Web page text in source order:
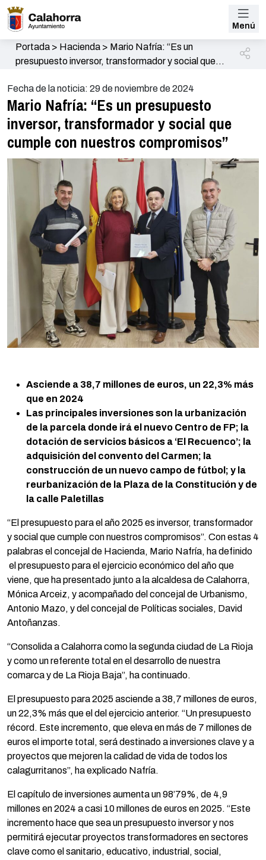
Menú
Portada> Hacienda> Mario Nafría: “Es un
presupuesto inversor, transformador y social que
Fecha de la noticia: 29 de noviembre de 2024
Mario Nafría: “Es un presupuesto
inversor, transformador y social que
cumple con nuestros compromisos”
Asciende a 38,7 millones de euros, un 22,3% más
que en 2024
Las principales inversiones son la urbanización
de la parcela donde irá el nuevo Centro de FP; la
dotación de servicios básicos a ‘El Recuenco’; la
adquisición del convento del Carmen; la
construcción de un nuevo campo de fútbol; y la
reurbanización de la Plaza de la Constitución y de
la calle Paletillas
“El presupuesto para el año 2025 es inversor, transformador
y social que cumple con nuestros compromisos”. Con estas 4
palabras el concejal de Hacienda, Mario Nafría, ha definido
el presupuesto para el ejercicio económico del año que
viene, que ha presentado junto a la alcaldesa de Calahorra,
Mónica Arceiz, y acompañado del concejal de Urbanismo,
Antonio Mazo, y del concejal de Políticas sociales, David
Antoñanzas.
“Consolida a Calahorra como la segunda ciudad de La Rioja
y como un referente total en el desarrollo de nuestra
comarca y de La Rioja Baja”, ha continuado.
El presupuesto para 2025 asciende a 38,7 millones de euros,
un 22,3% más que el del ejercicio anterior. “Un presupuesto
récord. Este incremento, que eleva en más de 7 millones de
euros el importe total, será destinado a inversiones clave y a
proyectos que mejoren la calidad de vida de todos los
calagurritanos”, ha explicado Nafría.
El capítulo de inversiones aumenta un 98’79%, de 4,9
millones en 2024 a casi 10 millones de euros en 2025. “Este
incremento hace que sea un presupuesto inversor y nos
permitirá ejecutar proyectos transformadores en sectores
clave como el sanitario, educativo, industrial, social,